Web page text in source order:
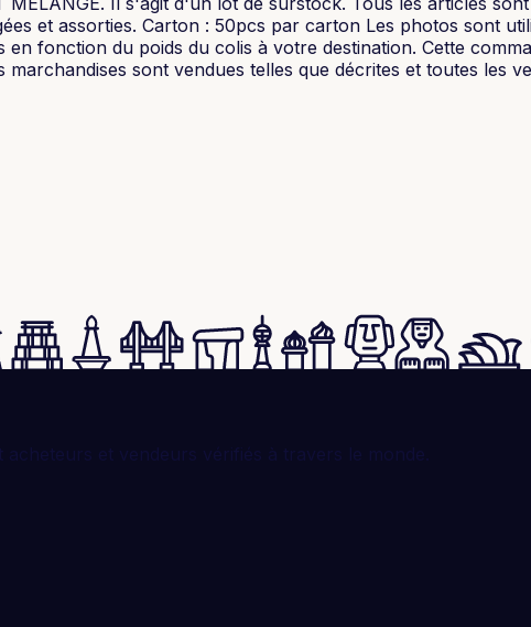
et assorties. Carton : 50pcs par carton Les photos sont
fonction du poids du colis à votre destination. Cette
sont vendues telles que décrites et toutes les
et vendeurs vérifiés à travers le monde.